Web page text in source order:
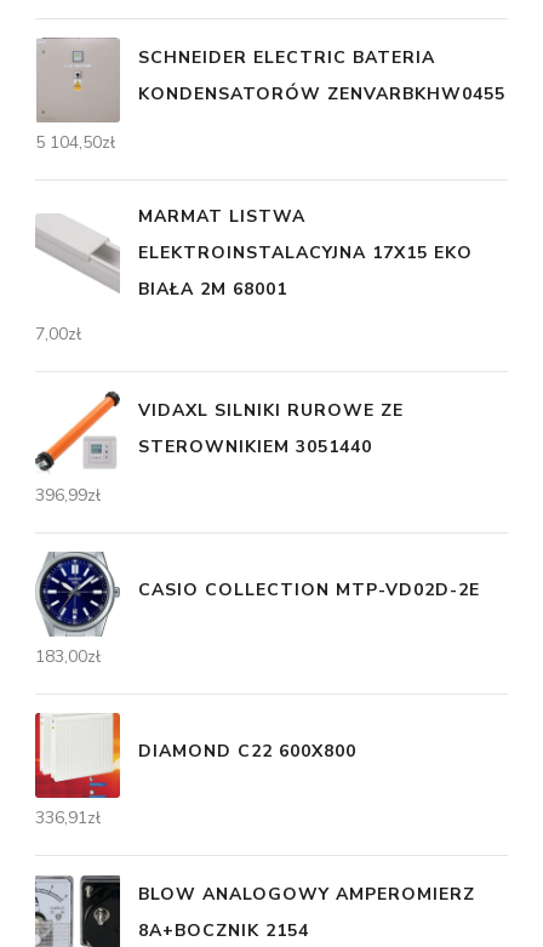
SCHNEIDER ELECTRIC BATERIA
KONDENSATORÓW ZENVARBKHW0455
5 104,50zł
MARMAT LISTWA
ELEKTROINSTALACYJNA 17X15 EKO
BIAŁA 2M 68001
7,00zł
VIDAXL SILNIKI RUROWE ZE
STEROWNIKIEM 3051440
396,99zł
CASIO COLLECTION MTP-VD02D-2E
183,00zł
DIAMOND C22 600X800
336,91zł
BLOW ANALOGOWY AMPEROMIERZ
8A+BOCZNIK 2154